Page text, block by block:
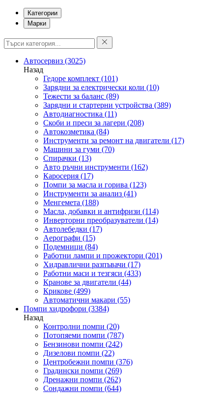
Категории
Марки
Автосервиз (3025)
Назад
Гедоре комплект (101)
Зарядни за електрически коли (10)
Тежести за баланс (89)
Зарядни и стартерни устройства (389)
Автодиагностика (11)
Скоби и преси за лагери (208)
Автокозметика (84)
Инструменти за ремонт на двигатели (17)
Машини за гуми (70)
Спирачки (13)
Авто ръчни инструменти (162)
Каросерия (17)
Помпи за масла и горива (123)
Инструменти за анализ (41)
Менгемета (188)
Масла, добавки и антифризи (114)
Инверторни преобразуватели (14)
Автолебедки (17)
Аерографи (15)
Подемници (84)
Работни лампи и прожектори (201)
Хидравлични разпъвачи (17)
Работни маси и тезгяси (433)
Кранове за двигатели (44)
Крикове (499)
Автоматични макари (55)
Помпи хидрофори (3384)
Назад
Контролни помпи (20)
Потопяеми помпи (787)
Бензинови помпи (242)
Дизелови помпи (22)
Центробежни помпи (376)
Градински помпи (269)
Дренажни помпи (262)
Сондажни помпи (644)